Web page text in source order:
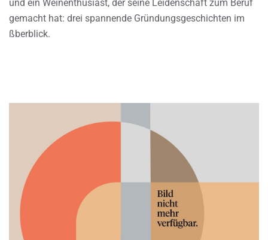
und ein Weinenthusiast, der seine Leidenschaft zum Beruf
gemacht hat: drei spannende Gründungsgeschichten im
ßberblick.